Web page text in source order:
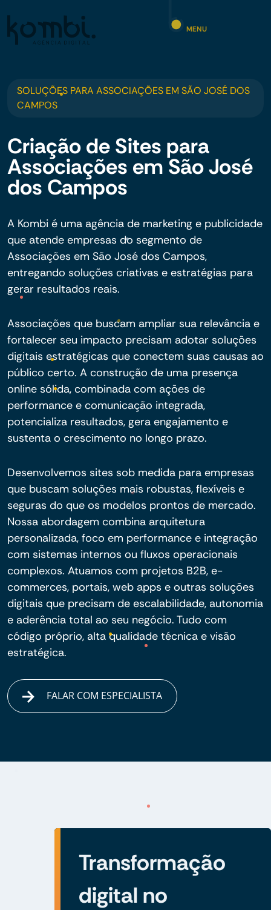
MENU
SOLUÇÕES PARA ASSOCIAÇÕES EM SÃO JOSÉ DOS
CAMPOS
Criação de Sites para
Associações em São José
dos Campos
A Kombi é uma agência de marketing e publicidade
que atende empresas do segmento de
Associações em São José dos Campos,
entregando soluções criativas e estratégias para
gerar resultados reais.
Associações que buscam ampliar sua relevância e
fortalecer seu impacto precisam adotar soluções
digitais estratégicas que conectem suas causas ao
público certo. A construção de uma presença
online sólida, combinada com ações de
performance e comunicação integrada,
potencializa resultados, gera engajamento e
sustenta o crescimento no longo prazo.
Desenvolvemos sites sob medida para empresas
que buscam soluções mais robustas, flexíveis e
seguras do que os modelos prontos de mercado.
Nossa abordagem combina arquitetura
personalizada, foco em performance e integração
com sistemas internos ou fluxos operacionais
complexos. Atuamos com projetos B2B, e-
commerces, portais, web apps e outras soluções
digitais que precisam de escalabilidade, autonomia
e aderência total ao seu negócio. Tudo com
código próprio, alta qualidade técnica e visão
estratégica.
FALAR COM ESPECIALISTA
Transformação
digital no